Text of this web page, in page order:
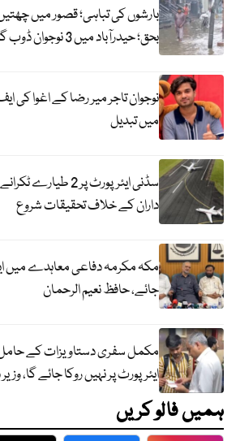
بحق؛ حیدرآباد میں 3 نوجوان ڈوب گئے
نوجوان تاجر میر رضا کے اغوا کی
میں تبدیل
سڈنی ایئرپورٹ پر 2
داران کے خلاف تحقیقات شروع
مکہ مکرمہ دفاعی معاہدے میں
جائے، حافظ نعیم الرحمان
مکمل سفری دستاویزات کے
ایئرپورٹ پر نہیں روکا جائے گا،
ہمیں فالو کریں